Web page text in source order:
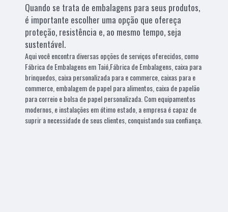
Quando se trata de embalagens para seus produtos,
é importante escolher uma opção que ofereça
proteção, resistência e, ao mesmo tempo, seja
sustentável.
Aqui você encontra diversas opções de serviços oferecidos, como
Fábrica de Embalagens em Taió,Fábrica de Embalagens, caixa para
brinquedos, caixa personalizada para e commerce, caixas para e
commerce, embalagem de papel para alimentos, caixa de papelão
para correio e bolsa de papel personalizada. Com equipamentos
modernos, e instalações em ótimo estado, a empresa é capaz de
suprir a necessidade de seus clientes, conquistando sua confiança.